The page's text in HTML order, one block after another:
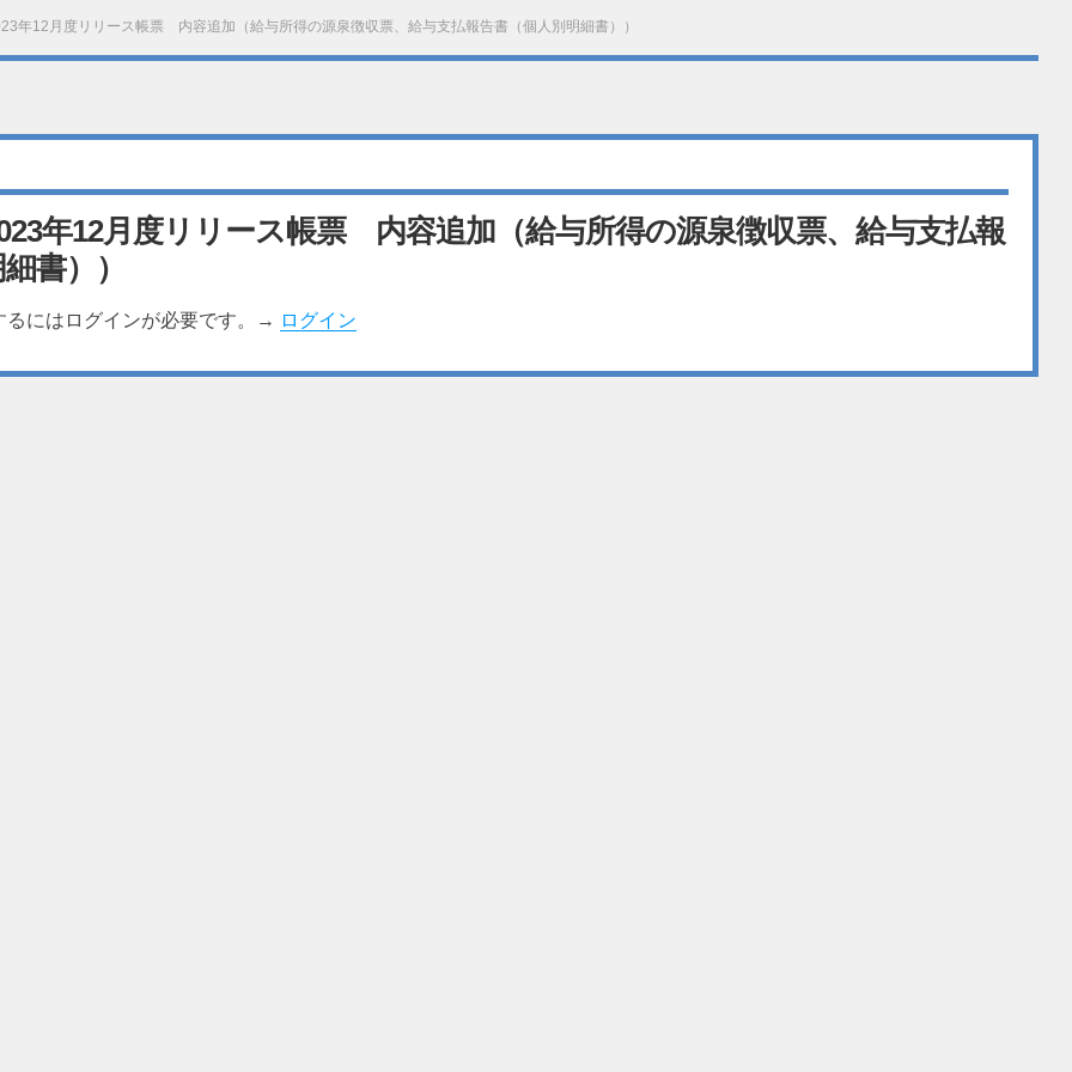
年12月度リリース帳票 内容追加（給与所得の源泉徴収票、給与支払報告書（個人別明細書））
年12月度リリース帳票 内容追加（給与所得の源泉徴収票、給与支払報
書））
るにはログインが必要です。→ ログイン